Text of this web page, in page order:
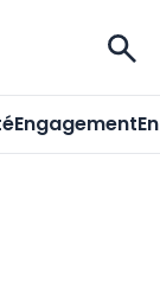
Entreprises
Engagement